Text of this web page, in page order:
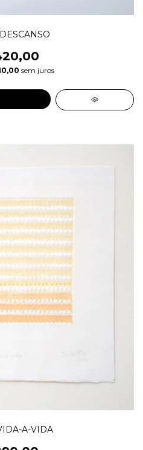
sem juros
A-VIDA